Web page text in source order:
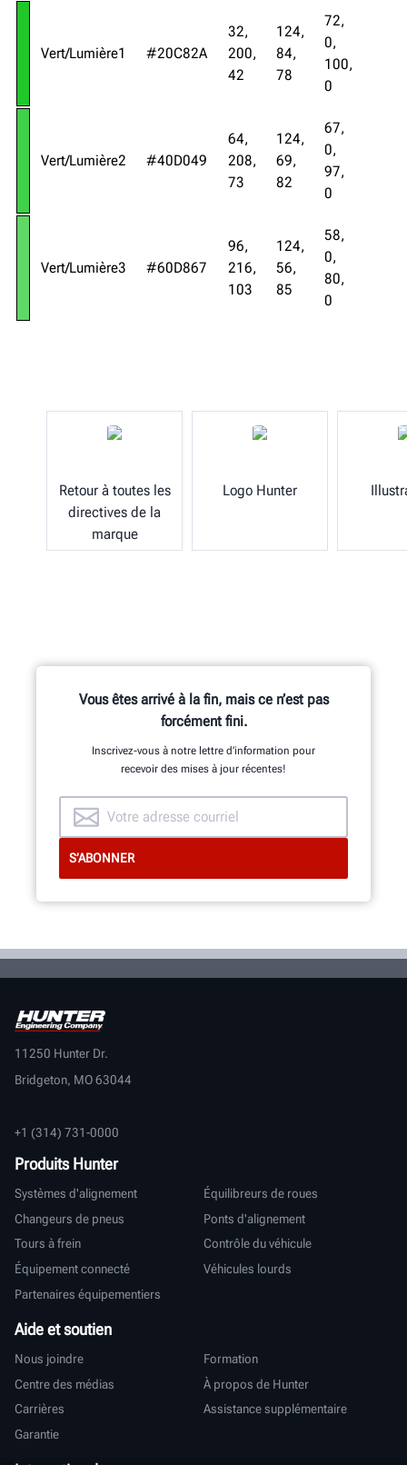
Vert/Lumière1 #20C82A
32,
200,
42
124,
84,
78
72,
0,
100,
0
Vert/Lumière2 #40D049
64,
208,
73
124,
69,
82
67,
0,
97,
0
Vert/Lumière3 #60D867
96,
216,
103
124,
56,
85
58,
0,
80,
0
Retour à toutes les
directives de la
marque
Logo Hunter
Vous êtes arrivé à la fin, mais ce n’est pas
forcément fini.
Inscrivez-vous à notre lettre d’information pour
recevoir des mises à jour récentes!
11250 Hunter Dr.
Bridgeton, MO 63044
+1 (314) 731-0000
Produits Hunter
Systèmes d'alignement
Équilibreurs de roues
Changeurs de pneus
Ponts d'alignement
Tours à frein
Contrôle du véhicule
Équipement connecté
Véhicules lourds
Partenaires équipementiers
Aide et soutien
Nous joindre
Formation
Centre des médias
À propos de Hunter
Carrières
Assistance supplémentaire
Garantie
International